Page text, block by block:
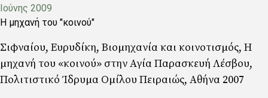
Ημερομηνία
Ιούνης 2009
Η μηχανή του "κοινού"
Κείμενο
Σιφναίου, Ευρυδίκη, Βιοµηχανία και κοινοτισµός, Η
µηχανή του «κοινού» στην Αγία Παρασκευή Λέσβου,
Πολιτιστικό Ίδρυµα Οµίλου Πειραιώς, Αθήνα 2007